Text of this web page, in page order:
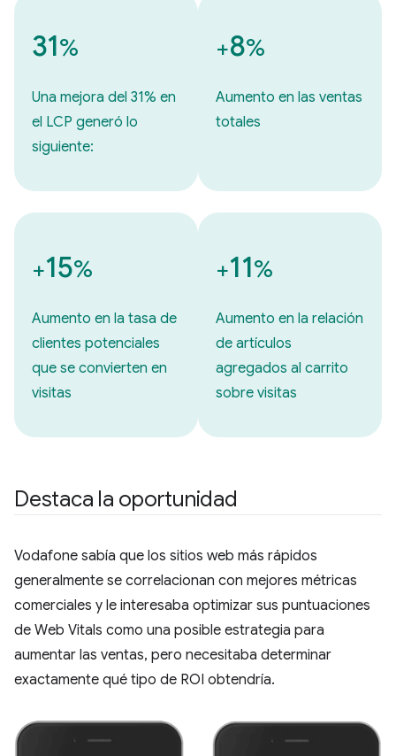
31%
Una mejora del 31% en
el LCP generó lo
siguiente:
+8%
Aumento en las ventas
totales
+15%
Aumento en la tasa de
clientes potenciales
que se convierten en
visitas
+11%
Aumento en la relación
de artículos
agregados al carrito
sobre visitas
Destaca la oportunidad
Vodafone sabía que los sitios web más rápidos
generalmente se correlacionan con mejores métricas
comerciales y le interesaba optimizar sus puntuaciones
de Web Vitals como una posible estrategia para
aumentar las ventas, pero necesitaba determinar
exactamente qué tipo de ROI obtendría.